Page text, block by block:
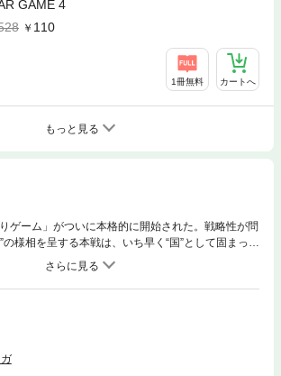
GAME 4
110
1冊無料 カートへ
もっと見る
ゲーム」がついに本格的に開始された。戦略性が問
の様相を呈する本戦は、いち早く“国”として固まっ
・ハリモトの3グループによる争いとなる。そし
の“親決め投票棄権”という奇策により、戦局は一
結んでいたヨコヤ＝ハリモトグループ間での争いが
ループの策が拮抗し合う中、“第4の勢力・ガヤ連
権謀渦巻く騙し合い「イス取りゲーム」、いよい